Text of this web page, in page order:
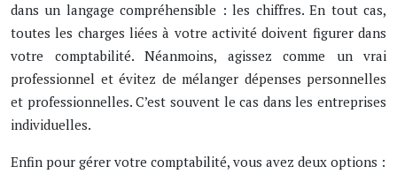
dans un langage compréhensible : les chiffres. En tout cas,
toutes les charges liées à votre activité doivent figurer dans
votre comptabilité. Néanmoins, agissez comme un vrai
professionnel et évitez de mélanger dépenses personnelles
et professionnelles. C’est souvent le cas dans les entreprises
individuelles.
Enfin pour gérer votre comptabilité, vous avez deux options :